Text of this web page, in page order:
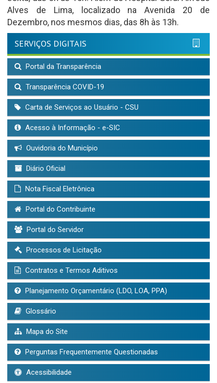
Alves de Lima, localizado na Avenida 20 de
Dezembro, nos mesmos dias, das 8h às 13h.
SERVIÇOS DIGITAIS
Portal da Transparência
Transparência COVID-19
Carta de Serviços ao Usuário - CSU
Acesso à Informação - e-SIC
Ouvidoria do Município
Diário Oficial
Nota Fiscal Eletrônica
Portal do Contribuinte
Portal do Servidor
Processos de Licitação
Contratos e Termos Aditivos
Planejamento Orçamentário (LDO, LOA, PPA)
Glossário
Mapa do Site
Perguntas Frequentemente Questionadas
Acessibilidade